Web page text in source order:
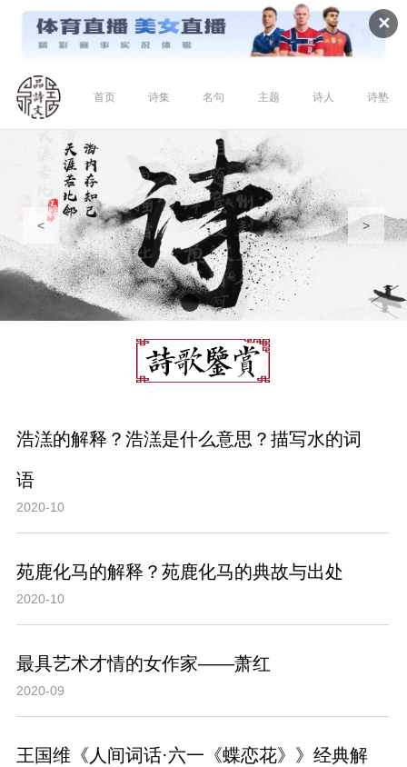
✕
首页 诗集 名句 主题 诗人 诗塾
< >
浩溔的解释？浩溔是什么意思？描写水的词
语
2020-10
苑鹿化马的解释？苑鹿化马的典故与出处
2020-10
最具艺术才情的女作家——萧红
2020-09
王国维《人间词话·六一《蝶恋花》》经典解